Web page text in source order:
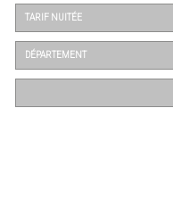
TARIF NUITÉE
DÉPARTEMENT